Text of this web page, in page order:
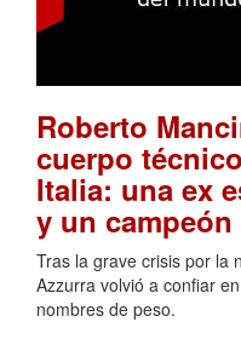
Roberto
cuerpo
Italia: una ex
y un
Tras la grave crisis por la
Azzurra volvió a confiar
nombres de peso.